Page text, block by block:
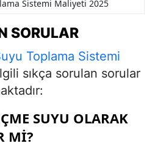
Sistemi Maliyeti 2025
SORULAR
Toplama Sistemi
sıkça sorulan sorular
SUYU OLARAK
MI?